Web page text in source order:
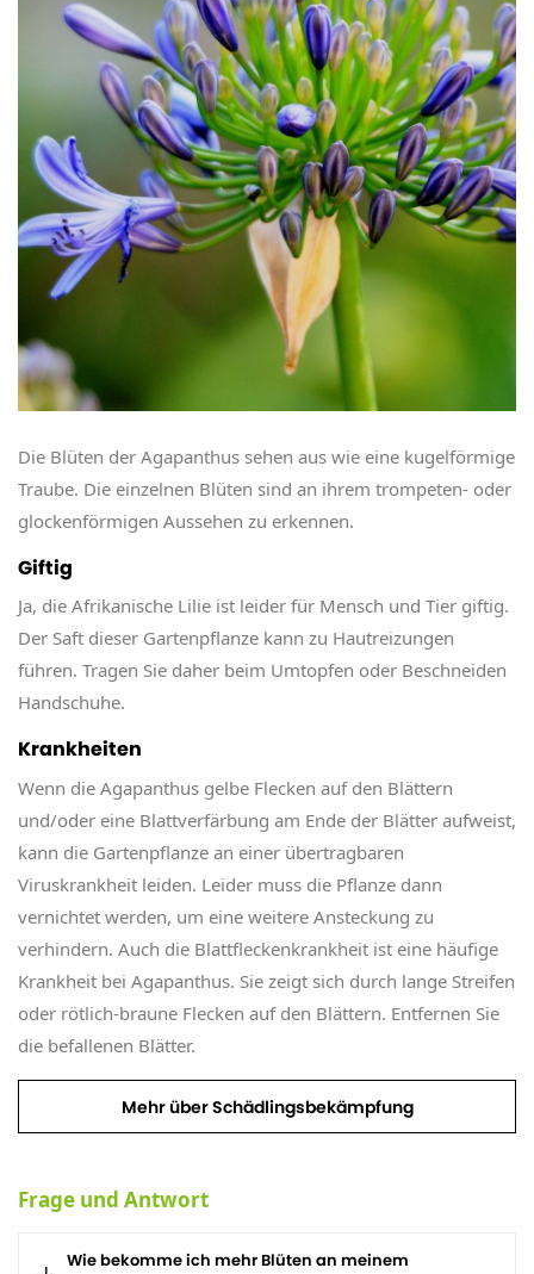
Die Blüten der Agapanthus sehen aus wie eine kugelförmige
Traube. Die einzelnen Blüten sind an ihrem trompeten- oder
glockenförmigen Aussehen zu erkennen.
Giftig
Ja, die Afrikanische Lilie ist leider für Mensch und Tier giftig.
Der Saft dieser Gartenpflanze kann zu Hautreizungen
führen. Tragen Sie daher beim Umtopfen oder Beschneiden
Handschuhe.
Krankheiten
Wenn die Agapanthus gelbe Flecken auf den Blättern
und/oder eine Blattverfärbung am Ende der Blätter aufweist,
kann die Gartenpflanze an einer übertragbaren
Viruskrankheit leiden. Leider muss die Pflanze dann
vernichtet werden, um eine weitere Ansteckung zu
verhindern. Auch die Blattfleckenkrankheit ist eine häufige
Krankheit bei Agapanthus. Sie zeigt sich durch lange Streifen
oder rötlich-braune Flecken auf den Blättern. Entfernen Sie
die befallenen Blätter.
Mehr über Schädlingsbekämpfung
Frage und Antwort
Wie bekomme ich mehr Blüten an meinem